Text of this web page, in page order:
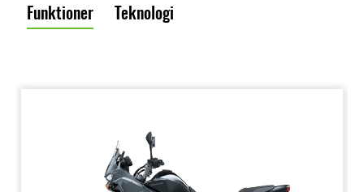
Funktioner Teknologi